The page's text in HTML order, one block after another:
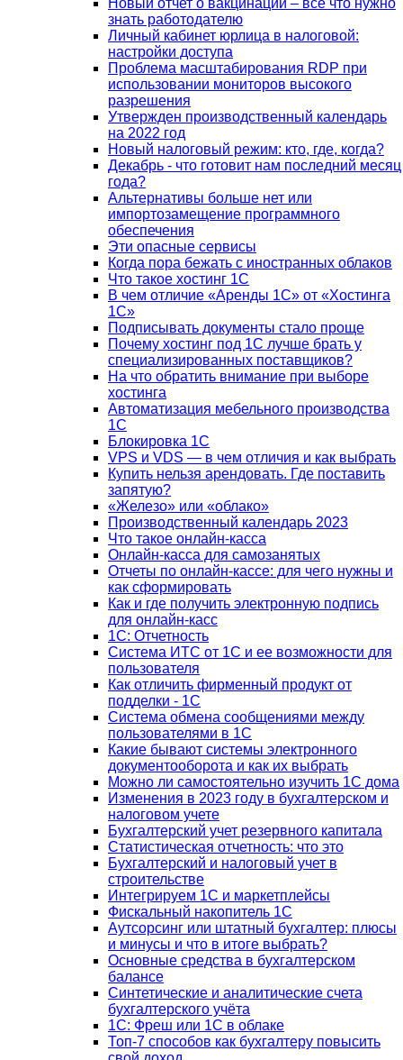
Новый отчет о вакцинации – все что нужно
знать работодателю
Личный кабинет юрлица в налоговой:
настройки доступа
Проблема масштабирования RDP при
использовании мониторов высокого
разрешения
Утвержден производственный календарь
на 2022 год
Новый налоговый режим: кто, где, когда?
Декабрь - что готовит нам последний месяц
года?
Альтернативы больше нет или
импортозамещение программного
обеспечения
Эти опасные сервисы
Когда пора бежать с иностранных облаков
Что такое хостинг 1С
В чем отличие «Аренды 1С» от «Хостинга
1С»
Подписывать документы стало проще
Почему хостинг под 1С лучше брать у
специализированных поставщиков?
На что обратить внимание при выборе
хостинга
Автоматизация мебельного производства
1С
Блокировка 1С
VPS и VDS — в чем отличия и как выбрать
Купить нельзя арендовать. Где поставить
запятую?
«Железо» или «облако»
Производственный календарь 2023
Что такое онлайн-касса
Онлайн-касса для самозанятых
Отчеты по онлайн-кассе: для чего нужны и
как сформировать
Как и где получить электронную подпись
для онлайн-касс
1С: Отчетность
Система ИТС от 1С и ее возможности для
пользователя
Как отличить фирменный продукт от
подделки - 1С
Система обмена сообщениями между
пользователями в 1С
Какие бывают системы электронного
документооборота и как их выбрать
Можно ли самостоятельно изучить 1С дома
Изменения в 2023 году в бухгалтерском и
налоговом учете
Бухгалтерский учет резервного капитала
Статистическая отчетность: что это
Бухгалтерский и налоговый учет в
строительстве
Интегрируем 1С и маркетплейсы
Фискальный накопитель 1С
Аутсорсинг или штатный бухгалтер: плюсы
и минусы и что в итоге выбрать?
Основные средства в бухгалтерском
балансе
Синтетические и аналитические счета
бухгалтерского учёта
1C: Фреш или 1С в облаке
Топ-7 способов как бухгалтеру повысить